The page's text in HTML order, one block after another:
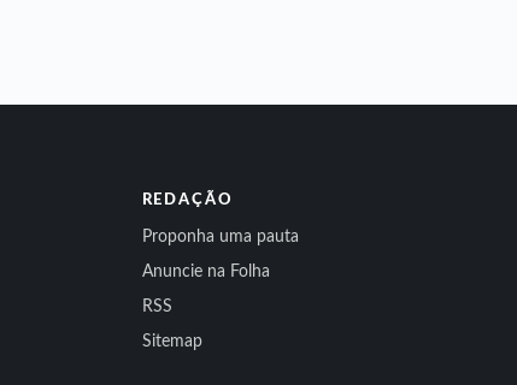
REDAÇÃO
Proponha uma pauta
Anuncie na Folha
RSS
Sitemap